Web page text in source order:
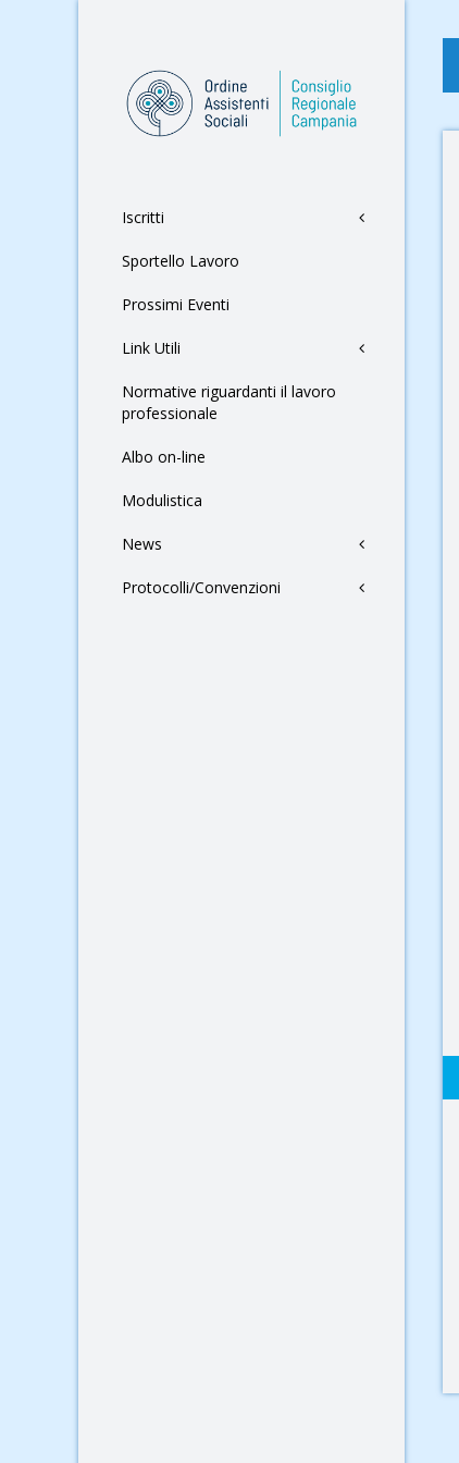
Iscritti
Sportello Lavoro
Prossimi Eventi
Link Utili
Normative riguardanti il lavoro
professionale
Albo on-line
Modulistica
News
Protocolli/Convenzioni